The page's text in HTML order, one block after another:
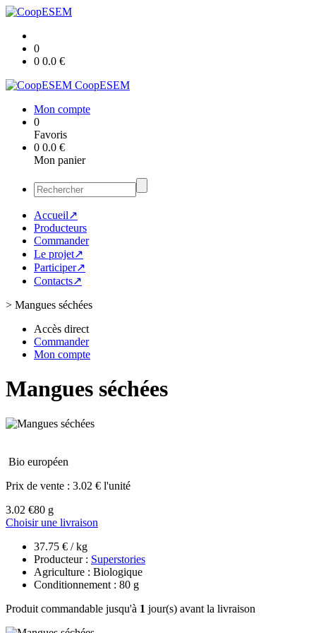
0
0 0.0 €
CoopESEM
Mon compte
0
Favoris
0 0.0 €
Mon panier
Accueil↗
Producteurs
Commander
Le projet↗
Participer↗
Contacts↗
> Mangues séchées
Accès direct
Commander
Mon compte
Mangues séchées
Bio européen
Prix de vente : 3.02 € l'unité
3.02 €80 g
Choisir une livraison
37.75 € / kg
Producteur : Superstories
Agriculture : Biologique
Conditionnement : 80 g
Produit commandable jusqu'à 1 jour(s) avant la livraison